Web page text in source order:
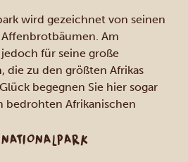
wird gezeichnet von seinen
Am
für seine große
die zu den größten Afrikas
begegnen Sie hier sogar
bedrohten Afrikanischen